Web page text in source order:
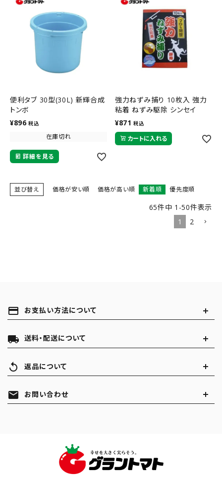
便利タブ 30型(30L) 新輝合成
トンボ
¥896 税込
在庫切れ
詳細を見る
強力ねずみ捕り 10枚入 強力
粘着 ねずみ駆除 シンセイ
¥871 税込
カートに入れる
並び替え 価格が安い順 価格が高い順 新着順 優先度順
65件中 1 -50件表示
1
2
payment お支払い方法について
local_shipping 送料・配送について
replay 返品について
mail お問い合わせ